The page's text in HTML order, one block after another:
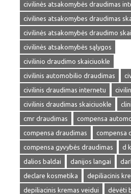
civilinės atsakomybės draudimas
civilines atsakomybes draudimas
civilinės atsakomybės draudimo
civilinės atsakomybės sąlygos
civilinio draudimo skaiciuokle
civilinis automobilio draudimas
civilinis draudimas internetu
civilinis draudimas skaiciuokle
cmr draudimas
compensa
compensa draudimas
compensa
compensa gyvybės draudimas
d
dalios baldai
danijos langai
declare kosmetika
depiliacinis
depiliacinis kremas veidui
dėvėti